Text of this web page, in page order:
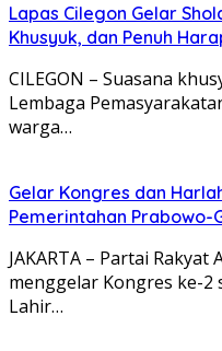
Lapas Cilegon Gelar
Khusyuk, dan Penuh
CILEGON – Suasana
Lembaga
warga…
Gelar Kongres dan
Pemerintahan Prabowo-
JAKARTA – Partai
menggelar Kongres ke-2
Lahir…